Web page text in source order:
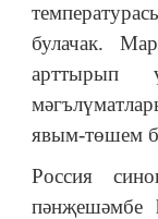
булачак.
арттырып
явым-төшем
Россия
пәнҗешәмбе